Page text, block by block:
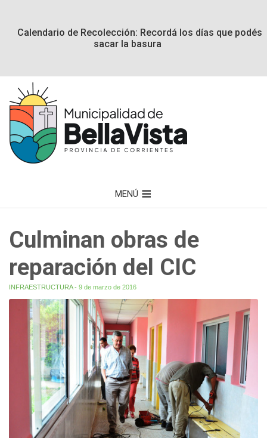
Calendario de Recolección: Recordá los días que podés
sacar la basura
MENÚ
Culminan obras de
reparación del CIC
INFRAESTRUCTURA- 9 de marzo de 2016